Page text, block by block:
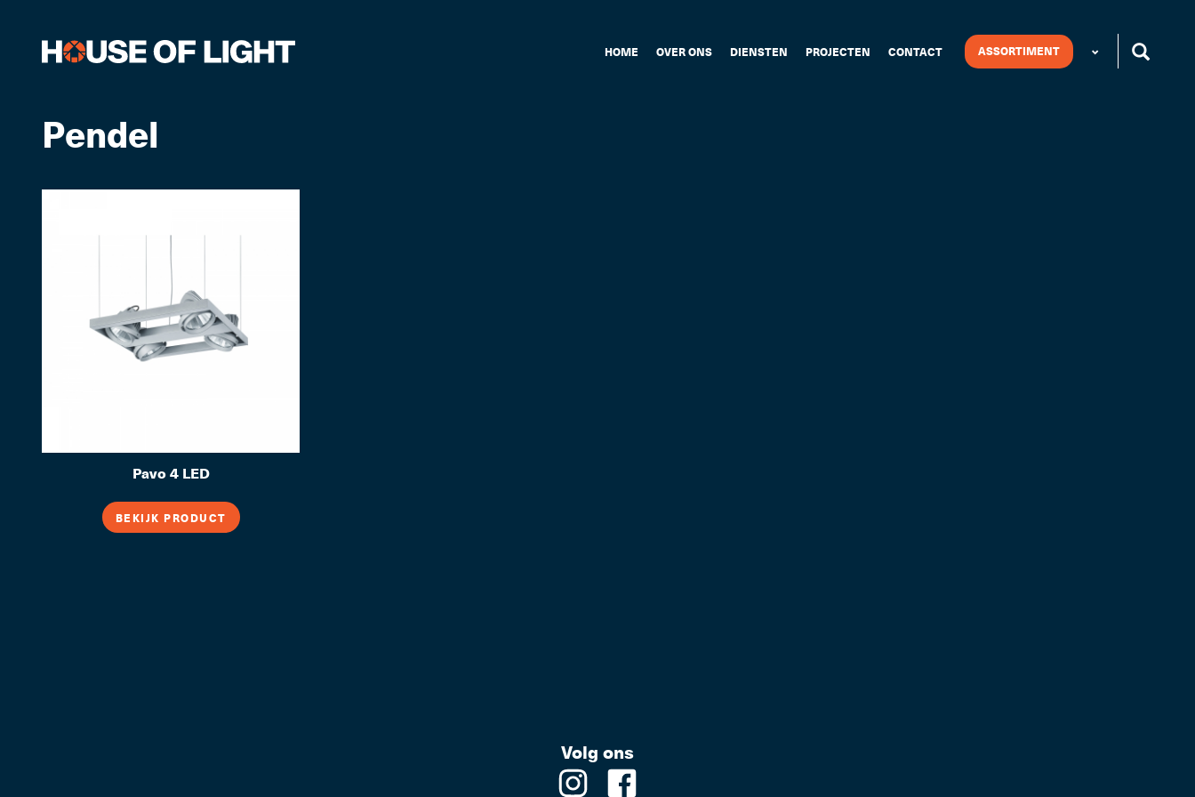
HOME OVER ONS DIENSTEN PROJECTEN CONTACT ASSORTIMENT
Pendel
Pavo 4 LED
BEKIJK PRODUCT
Volg ons